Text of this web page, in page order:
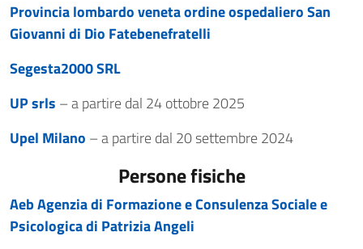
Provincia lombardo veneta ordine ospedaliero San
Giovanni di Dio Fatebenefratelli
Segesta2000 SRL
UP srls – a partire dal 24 ottobre 2025
Upel Milano – a partire dal 20 settembre 2024
Persone fisiche
Aeb Agenzia di Formazione e Consulenza Sociale e
Psicologica di Patrizia Angeli